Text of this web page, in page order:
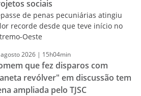
sociais
de penas pecuniárias atingiu
recorde desde que teve início no
Oeste
agosto2026 | 15h04min
que fez disparos com
revólver" em discussão tem
ampliada pelo TJSC